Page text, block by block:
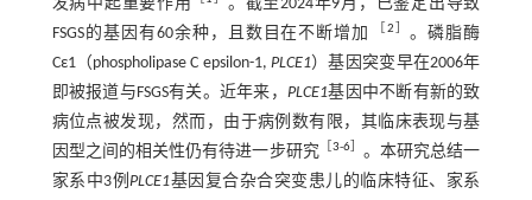
发病中起重要作用
。截至2024年9月，已鉴定出导致
FSGS的基因有60余种，且数目在不断增加
［2
。磷脂酶
Cε1（phospholipase C epsilon-1, PLCE1）基因突变早在2006年
即被报道与FSGS有关。近年来，PLCE1基因中不断有新的致
病位点被发现，然而，由于病例数有限，其临床表现与基
因型之间的相关性仍有待进一步研究
3-6］ 。本研究总结一
家系中3例PLCE1基因复合杂合突变患儿的临床特征、家系